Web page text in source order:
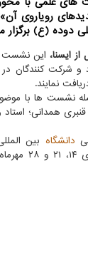
رویاروی
دوده (ع)
ایسنا، این نشست
می گردد و شرکت
نمایند.
نشست ها با
همدانی؛ استاد
دانشگاه بین
چهار دوره